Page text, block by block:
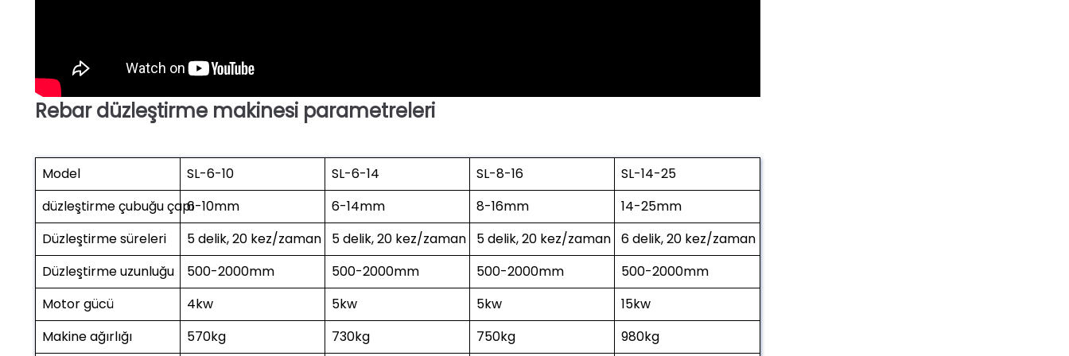
Rebar düzleştirme makinesi parametreleri
Model SL-6-10 SL-6-14 SL-8-16
SL-14-25
düzleştirme çubuğu çapı6-10mm 6-14mm 8-16mm
14-25mm
Düzleştirme süreleri
5 delik, 20 kez/zaman 5 delik, 20 kez/zaman 5 delik, 20 kez/zaman 6 delik, 20 kez/zaman
Düzleştirme uzunluğu
500-2000mm 500-2000mm 500-2000mm
500-2000mm
Motor gücü
4kw 5kw 5kw
15kw
Makine ağırlığı
570kg 730kg 750kg 980kg